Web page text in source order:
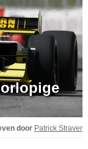
door Patrick Straver